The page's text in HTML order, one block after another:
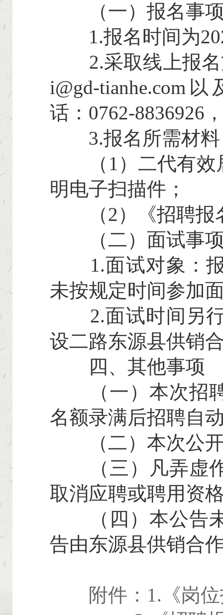
（一）报名事
1.报名时间为
2.采取线上报名
i@gd-tianhe.com
话：0762-8836926
3.报名所需材料
（1）二代有效
明电子扫描件；
（2）《招聘报
（二）面试事
1.面试对象：报
未按规定时间参加
2.面试时间另行
设二路东源县供销
四、其他事项
（一）本次招聘
名额录满后招聘自
（二）本次公开
（三）凡弄虚作
取消应聘或聘用资
（四）本公告未
告由东源县供销合
附件：1.《岗